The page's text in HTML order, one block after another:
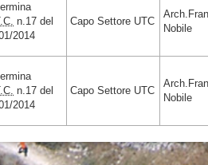
n.17 del
2014
Capo Settore UTC
Nobile
n.17 del
2014
Capo Settore UTC
Nobile